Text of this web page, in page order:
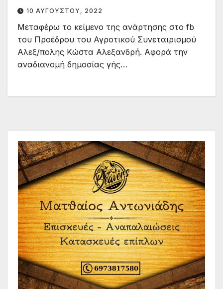
10 ΑΥΓΟΎΣΤΟΥ, 2022
Μεταφέρω το κείμενο της ανάρτησης στο fb
του Προέδρου του Αγροτικού Συνεταιρισμού
Αλεξ/πολης Κώστα Αλεξανδρή. Αφορά την
αναδιανομή δημοσίας γής…